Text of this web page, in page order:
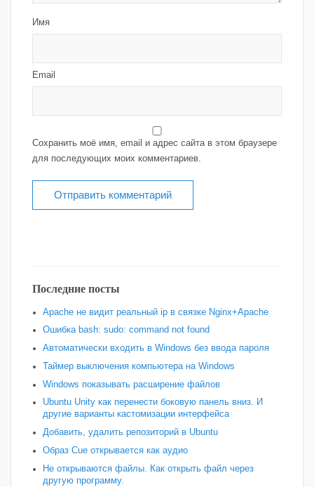
Имя
Email
Сохранить моё имя, email и адрес сайта в этом браузере
для последующих моих комментариев.
Последние посты
Apache не видит реальный ip в связке Nginx+Apache
Ошибка bash: sudo: command not found
Автоматически входить в Windows без ввода пароля
Таймер выключения компьютера на Windows
Windows показывать расширение файлов
Ubuntu Unity как перенести боковую панель вниз. И
другие варианты кастомизации интерфейса
Добавить, удалить репозиторий в Ubuntu
Образ Cue открывается как аудио
Не открываются файлы. Как открыть файл через
другую программу.